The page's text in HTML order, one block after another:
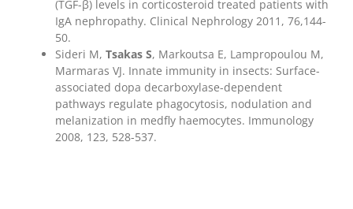
(TGF-β) levels in corticosteroid treated patients with
IgA nephropathy. Clinical Nephrology 2011, 76,144-
50.
Sideri M, Tsakas S, Markoutsa E, Lampropoulou M,
Marmaras VJ. Innate immunity in insects: Surface-
associated dopa decarboxylase-dependent
pathways regulate phagocytosis, nodulation and
melanization in medfly haemocytes. Immunology
2008, 123, 528-537.